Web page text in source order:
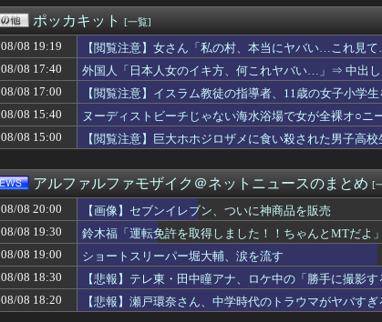
韓国現地メディア「4強神話も疑われる恥ずべき状況」←これｗｗｗ
【AKB48】伊藤百花さんのカバンの中身がこちら！！！【いとももの
【NBA】ケビン・ラブ陣営がPHIと接触？レブロンと再共闘の可能性も
”サ終” 相次ぐスマホゲーム、倒産も急増 過去最多ペースで推移 「
阪神・神宮、火消しに成功wwwwwwwww
PCゲーム「まず20万円以上のPCを買います」←これ
【闇】『強度行動障害』の女の子、自分をグーパンしまくる
【サッカー】韓国サッカー協会、性接待疑惑 日本人審判も含まれる
【学園アイドルマスター】一番くじ「学園アイドルマスター Part7」
男をゲイ化させる3代アイテム、水筒、日傘
【にじさんじ】ソフィ、バッターボックスに立ってみた『ええフォー
妹「お兄ちゃんのおちんちんが見たいよぉ.........」
【ラブライブ！】🐣変な声出してるとか言われるけど普通に出てくる
ラーメン屋でラストオーダー5分前に入店するの迷惑？
【画像あり】NASAが開発、着るだけで瞬時に「-15℃冷却」する冷感
後呂有紗アナ 骨盤ストレッチで胸がくっきり！！
【クレーマー】「研いでもらったら刃が1mm小さくなった」 刃物店
ヒコロヒー コンビニで割引おにぎりは〝絶対買わない〟理由
ポッカキット [一覧]
08/08 19:19
【閲覧注意】女さん「私の村、本当にヤバい…これ見て
08/08 17:40
外国人「日本人女のイキ方、何これヤバい…」⇒ 中出
08/08 17:00
【閲覧注意】イスラム教徒の指導者、11歳の女子小学
08/08 15:40
ヌーディストビーチじゃない海水浴場で女が全裸オ○ニ
08/08 15:00
【閲覧注意】巨大ホホジロザメに食い殺された男子高
アルファルファモザイク＠ネットニュースのまとめ [
08/08 20:00
【画像】セブンイレブン、ついに神商品を販売
08/08 19:30
鈴木福「運転免許を取得しました！！ちゃんとMTだよ」
08/08 19:00
ショートスリーパー堀大輔、涙を流す
08/08 18:30
【悲報】テレ東・田中瞳アナ、ロケ中の「勝手に撮影
08/08 18:20
【悲報】瀬戸環奈さん、中学時代のトラウマがヤバすぎ